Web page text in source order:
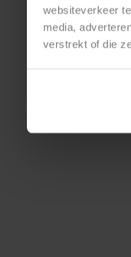
websiteverkeer
media,
verstrekt of die